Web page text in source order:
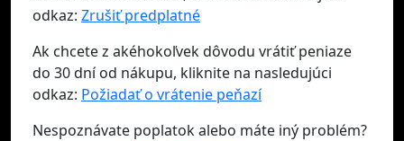
odkaz: Zrušiť predplatné
Ak chcete z akéhokoľvek dôvodu vrátiť peniaze
do 30 dní od nákupu, kliknite na nasledujúci
odkaz: Požiadať o vrátenie peňazí
Nespoznávate poplatok alebo máte iný problém?